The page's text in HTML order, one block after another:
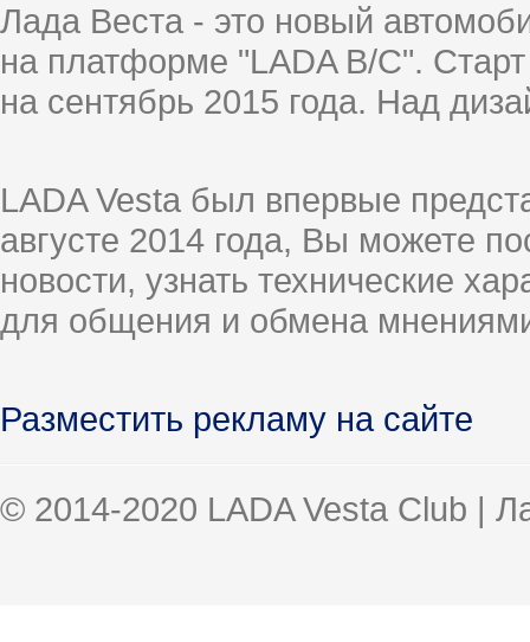
Лада Веста - это новый
на платформе "LADA B/C".
на сентябрь 2015 года. Над
LADA Vesta был впервые
августе 2014 года, Вы можете
новости, узнать технические
для общения и обмена
Разместить рекламу на сайте
© 2014-2020 LADA Vesta Club |